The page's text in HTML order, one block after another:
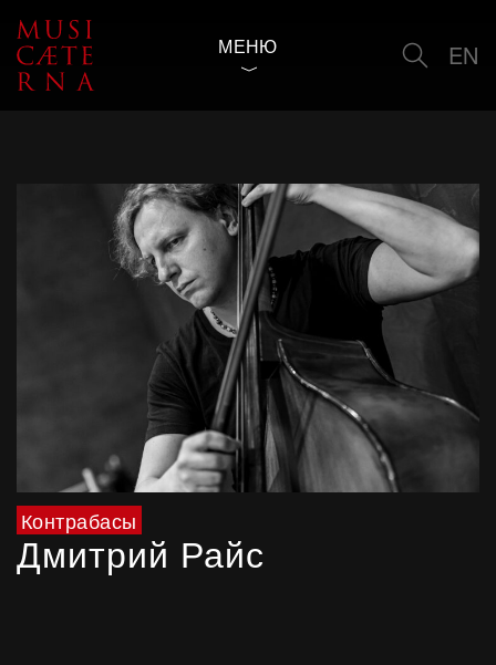
МЕНЮ EN
Контрабасы
Дмитрий Райс